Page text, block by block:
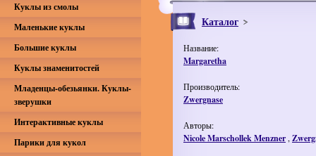
Каталог
Название:
Margaretha
Производитель:
Zwergnase
Авторы:
Nicole Marschollek Menzner ,
Куклы из смолы
Маленькие куклы
Большие куклы
Куклы знаменитостей
Младенцы-обезьянки. Куклы-
зверушки
Интерактивные куклы
Парики для кукол